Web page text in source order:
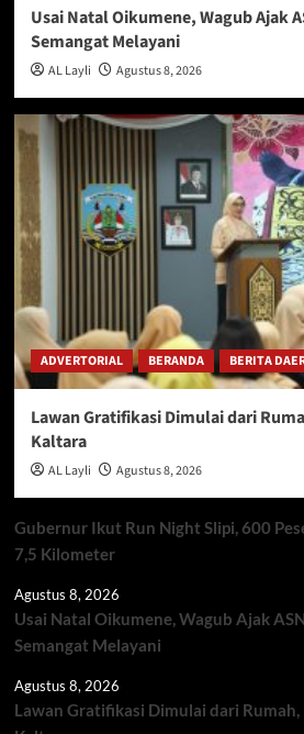
Usai Natal Oikumene, Wagub Ajak
Semangat Melayani
AL Layli Agustus 8, 2026
ADVERTORIAL BERANDA BERITA
Lawan Gratifikasi Dimulai dari
Kaltara
AL Layli Agustus 8, 2026
Gubernur Ikut Run Night Slipi, 600
7,5 Kilometer
Agustus 8, 2026
Usai Natal Oikumene, Wagub Ajak
Semangat Melayani
Agustus 8, 2026
Lawan Gratifikasi Dimulai dari Rumah,